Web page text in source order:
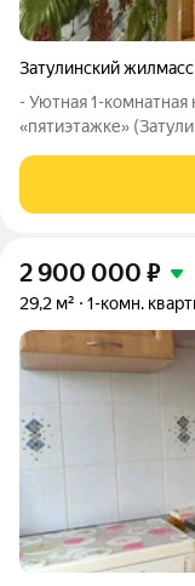
Затулинский
- Уютная 1-комнатная
«пятиэтажке»
необходимому. -
удобно заносить
2 900 000 ₽
29,2 м² 1-комн.